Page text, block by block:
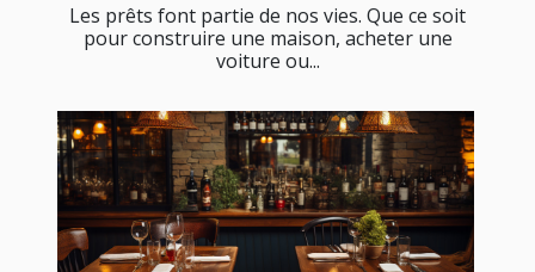
Les prêts font partie de nos vies. Que ce soit
pour construire une maison, acheter une
voiture ou...